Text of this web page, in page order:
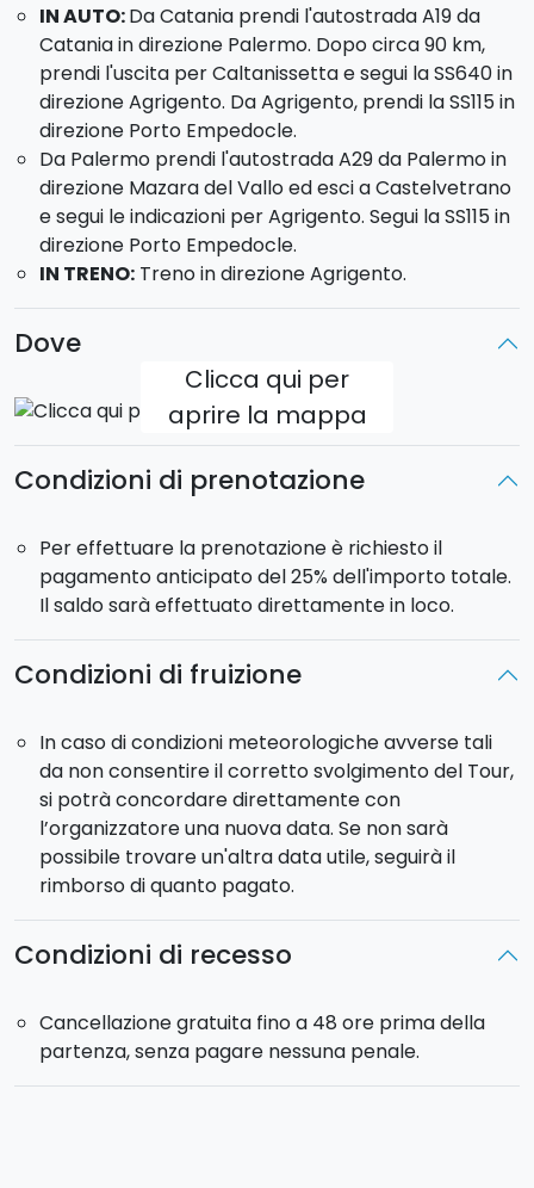
IN AUTO:Da Catania prendi l'autostrada A19 da
Catania in direzione Palermo. Dopo circa 90 km,
prendi l'uscita per Caltanissetta e segui la SS640 in
direzione Agrigento. Da Agrigento, prendi la SS115 in
direzione Porto Empedocle.
Da Palermo prendi l'autostrada A29 da Palermo in
direzione Mazara del Vallo ed esci a Castelvetrano
e segui le indicazioni per Agrigento. Segui la SS115 in
direzione Porto Empedocle.
IN TRENO:Treno in direzione Agrigento.
Dove
Clicca qui per
aprire la mappa
Condizioni di prenotazione
Per effettuare la prenotazione è richiesto il
pagamento anticipato del 25% dell'importo totale.
Il saldo sarà effettuato direttamente in loco.
Condizioni di fruizione
In caso di condizioni meteorologiche avverse tali
da non consentire il corretto svolgimento del Tour,
si potrà concordare direttamente con
l’organizzatore una nuova data. Se non sarà
possibile trovare un'altra data utile, seguirà il
rimborso di quanto pagato.
Condizioni di recesso
Cancellazione gratuita fino a 48 ore prima della
partenza, senza pagare nessuna penale.